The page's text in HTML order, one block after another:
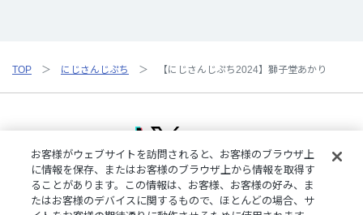
TOP にじさんじぷち 【にじさんじぷち2024】獅子堂あかり
ご利用規約プライバシーポリシー
特定商取引法に基づく表記
ご利用ガイドよくある質問お問い合わせ
お客様がウェブサイトを訪問されると、お客様のブラウザ上
に情報を保存、またはお客様のブラウザ上から情報を取得す
ることがあります。この情報は、お客様、お客様の好み、ま
たはお客様のデバイスに関するもので、ほとんどの場合、サ